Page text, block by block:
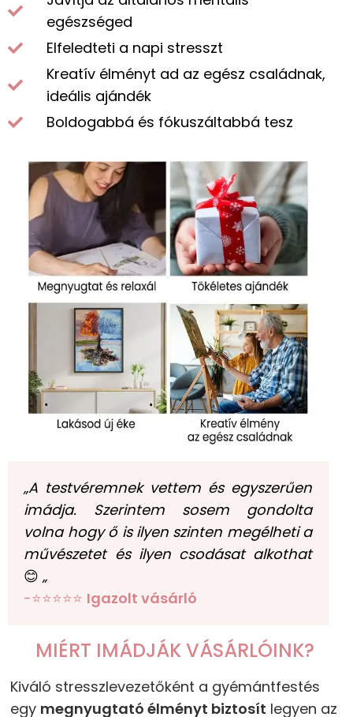
egészséged
Elfeledteti a napi stresszt
Kreatív élményt ad az egész családnak,
ideális ajándék
Boldogabbá és fókuszáltabbá tesz
„A testvéremnek vettem és egyszerűen
imádja. Szerintem sosem gondolta
volna hogy ő is ilyen szinten megélheti a
művészetet és ilyen csodásat alkothat
😊 „
-⭐⭐⭐⭐⭐ Igazolt vásárló
MIÉRT IMÁDJÁK VÁSÁRLÓINK?
Kiváló stresszlevezetőként a gyémántfestés
egy megnyugtató élményt biztosít legyen az